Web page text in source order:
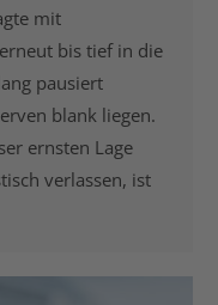
mit
bis tief in die
pausiert
blank liegen.
ernsten Lage
verlassen, ist